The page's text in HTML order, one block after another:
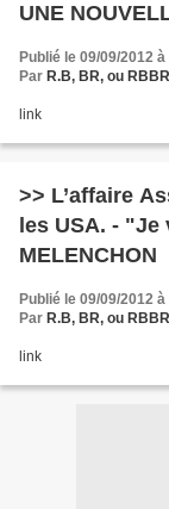
UNE
Publié le 09/09/2012
Par R.B, BR, ou
link
>> L’affaire
les USA. -
MELENCHON
Publié le 09/09/2012
Par R.B, BR, ou
link